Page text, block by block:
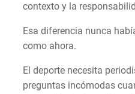
contexto y la
Esa diferencia nunca
como ahora.
El deporte necesita
preguntas incómodas